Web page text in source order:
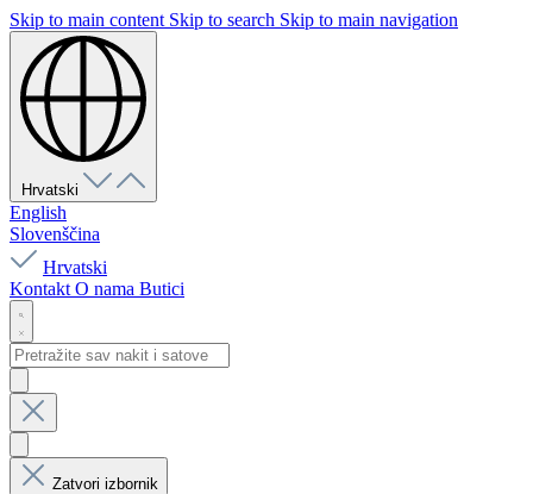
Skip to main content Skip to search Skip to main navigation
Hrvatski
English
Slovenščina
Hrvatski
Kontakt O nama Butici
Zatvori izbornik